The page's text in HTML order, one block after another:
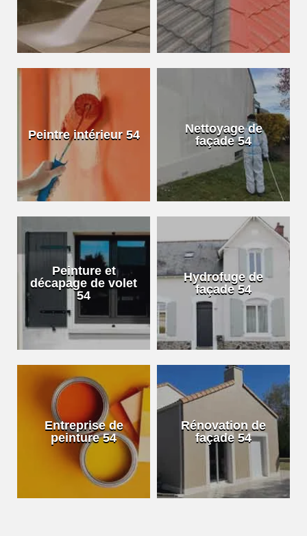
Peintre intérieur 54
Nettoyage de
façade 54
Peinture et
décapage de volet
54
Hydrofuge de
façade 54
Entreprise de
peinture 54
Rénovation de
façade 54